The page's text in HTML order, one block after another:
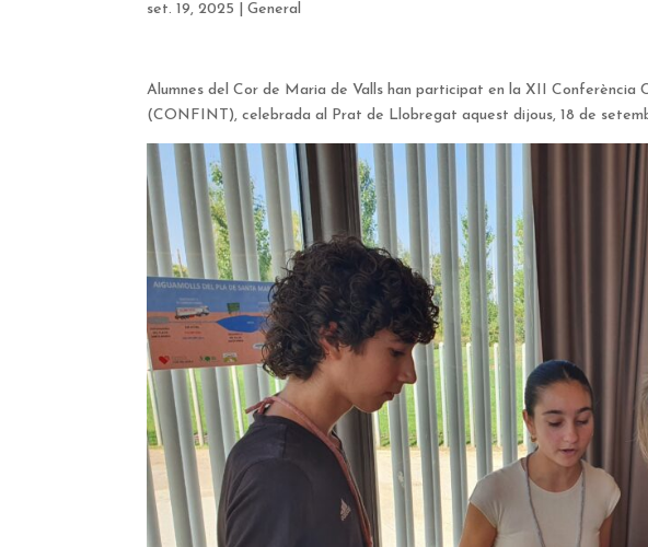
set. 19, 2025 |General
Alumnes del Cor de Maria de Valls han participat en la XII Conferència
(CONFINT), celebrada al Prat de Llobregat aquest dijous, 18 de